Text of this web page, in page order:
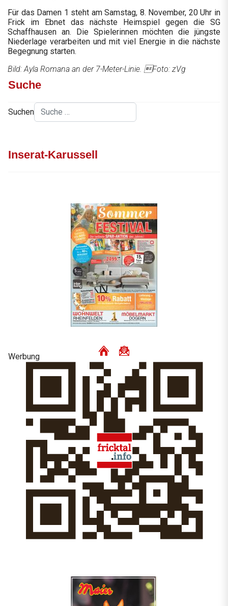
Für das Damen 1 steht am Samstag, 8. November, 20 Uhr in
Frick im Ebnet das nächste Heimspiel gegen die SG
Schaffhausen an. Die Spielerinnen möchten die jüngste
Niederlage verarbeiten und mit viel Energie in die nächste
Begegnung starten.
Bild: Ayla Romana an der 7-Meter-Linie. Foto: zVg
Suche
Suchen
Inserat-Karussell
Werbung